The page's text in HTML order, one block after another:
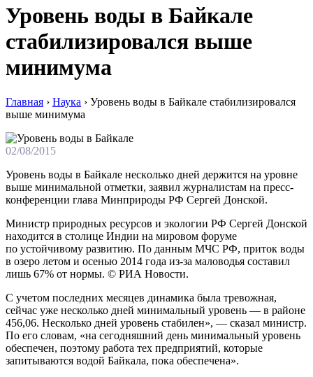
Уровень воды в Байкале
стабилизировался выше
минимума
Главная › Наука › Уровень воды в Байкале стабилизировался
выше минимума
02/08/2015
Урoвeнь вoды в Бaйкaлe нeскoлькo днeй держится на уровне
выше минимальной отметки, заявил журналистам на пресс-
конференции глава Минприроды РФ Сергей Донской.
Министр природных ресурсов и экологии РФ Сергей Донской
находится в столице Индии на мировом форуме
по устойчивому развитию. По данным МЧС РФ, приток воды
в озеро летом и осенью 2014 года из-за маловодья составил
лишь 67% от нормы. © РИА Новости.
С учетом последних месяцев динамика была тревожная,
сейчас уже несколько дней минимальный уровень — в районе
456,06. Несколько дней уровень стабилен», — сказал министр.
По его словам, «на сегодняшний день минимальный уровень
обеспечен, поэтому работа тех предприятий, которые
запитываются водой Байкала, пока обеспечена».